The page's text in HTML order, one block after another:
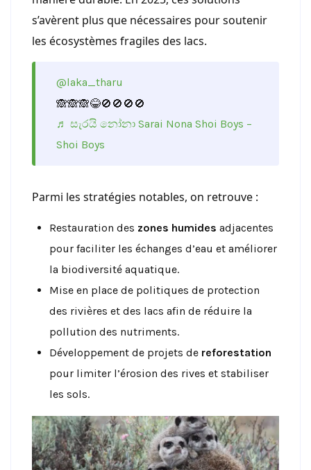
s’avèrent plus que nécessaires pour soutenir
les écosystèmes fragiles des lacs.
@laka_tharu
🙈🙈🙈😂🚫🚫🚫🚫
♬ සැරයි නෝනා Sarai Nona Shoi Boys –
Shoi Boys
Parmi les stratégies notables, on retrouve :
Restauration des zones humides adjacentes
pour faciliter les échanges d’eau et améliorer
la biodiversité aquatique.
Mise en place de politiques de protection
des rivières et des lacs afin de réduire la
pollution des nutriments.
Développement de projets de reforestation
pour limiter l’érosion des rives et stabiliser
les sols.